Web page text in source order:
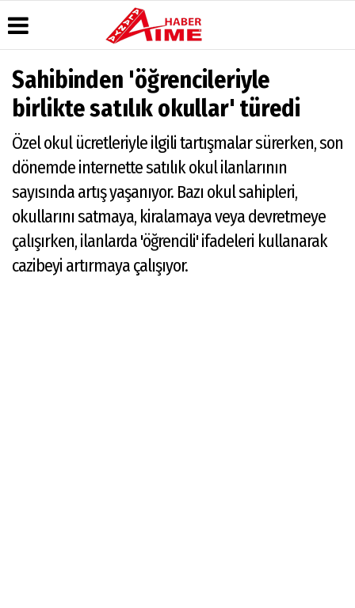
Üye Paneli
Haber
Arşivi
Arşivi
Günün
Hava
Durumu
Gazete
Manşetleri
Anketler
Biyografiler
Köşe
Yazarları
Galeri
Foto
Galeri
AlanyaTime
TV
Moovit
Gazipaşa
& Antalya
Canlı Uçak
Seyir
Takip
Künye
Sahibinden 'öğrencileriyle
birlikte satılık okullar' türedi
Özel okul ücretleriyle ilgili tartışmalar sürerken, son
dönemde internette satılık okul ilanlarının
sayısında artış yaşanıyor. Bazı okul sahipleri,
okullarını satmaya, kiralamaya veya devretmeye
çalışırken, ilanlarda 'öğrencili' ifadeleri kullanarak
cazibeyi artırmaya çalışıyor.